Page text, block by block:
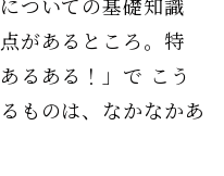
があるところ。特
るある！」で こう
ものは、なかなかあ